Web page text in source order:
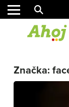
Značka: